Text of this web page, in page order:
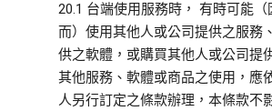
20.1 台端使用服務時， 有時可能
而）使用其他人或公司提供之服務
供之軟體，或購買其他人或公司提
其他服務、軟體或商品之使用，應
人另行訂定之條款辦理，本條款不